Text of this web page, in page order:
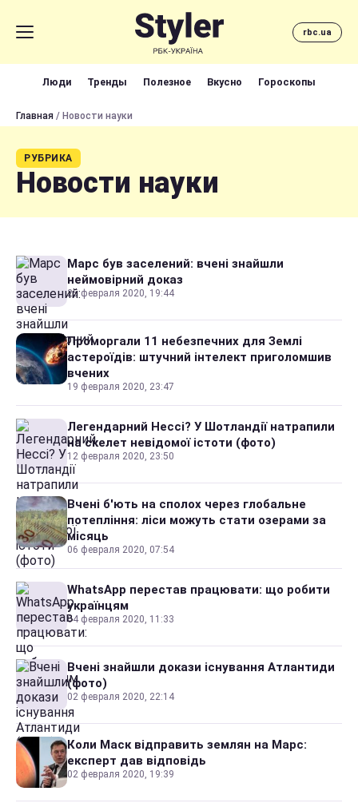
rbc.ua
Люди Тренды Полезное Вкусно Гороскопы
Главная / Новости науки
РУБРИКА
Новости науки
Марс був заселений: вчені знайшли
неймовірний доказ
25 февраля 2020, 19:44
Проморгали 11 небезпечних для Землі
астероїдів: штучний інтелект приголомшив
вчених
19 февраля 2020, 23:47
Легендарний Нессі? У Шотландії натрапили
на скелет невідомої істоти (фото)
12 февраля 2020, 23:50
Вчені б'ють на сполох через глобальне
потепління: ліси можуть стати озерами за
місяць
06 февраля 2020, 07:54
WhatsApp перестав працювати: що робити
українцям
04 февраля 2020, 11:33
Вчені знайшли докази існування Атлантиди
(фото)
02 февраля 2020, 22:14
Коли Маск відправить землян на Марс:
експерт дав відповідь
02 февраля 2020, 19:39